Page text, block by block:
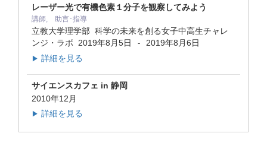
レーザー光で有機色素１分子を観察してみよう
講師, 助言･指導
立教大学理学部 科学の未来を創る女子中高生チャレ
ンジ・ラボ 2019年8月5日 - 2019年8月6日
▶ 詳細を見る
サイエンスカフェ in 静岡
2010年12月
▶ 詳細を見る